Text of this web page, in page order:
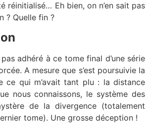
réinitialisé… Eh bien, on n’en sait pas
? Quelle fin ?
adhéré à ce tome final d’une série
A mesure que s’est poursuivie la
ce qui m’avait tant plu : la distance
nous connaissons, le système des
de la divergence (totalement
tome). Une grosse déception !